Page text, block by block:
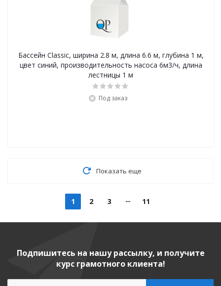
Бассейн Classic, ширина 2.8 м, длина 6.6 м, глубина 1 м,
цвет синий, производительность насоса 6м3/ч, длина
лестницы 1 м
Под заказ
Показать еще
1 2 3 11
Подпишитесь на нашу рассылку, и получите
курс грамотного клиента!